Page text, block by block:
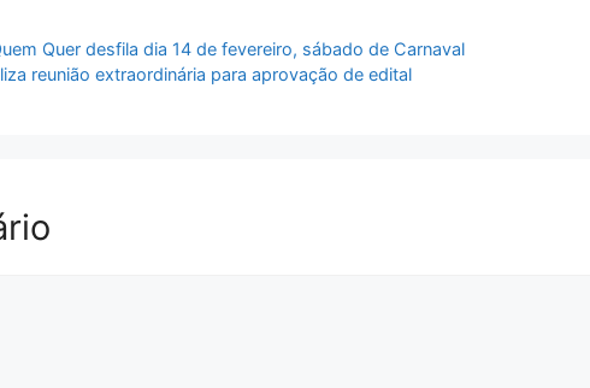
Quer desfila dia 14 de fevereiro, sábado de Carnaval
reunião extraordinária para aprovação de edital